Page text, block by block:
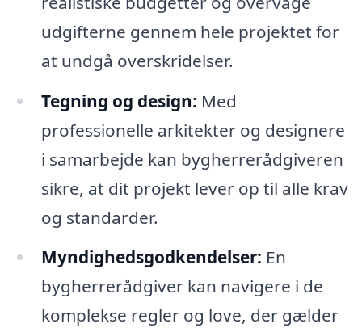
udgifterne gennem hele projektet for
at undgå overskridelser.
Tegning og design: Med
professionelle arkitekter og designere
i samarbejde kan bygherrerådgiveren
sikre, at dit projekt lever op til alle krav
og standarder.
Myndighedsgodkendelser: En
bygherrerådgiver kan navigere i de
komplekse regler og love, der gælder